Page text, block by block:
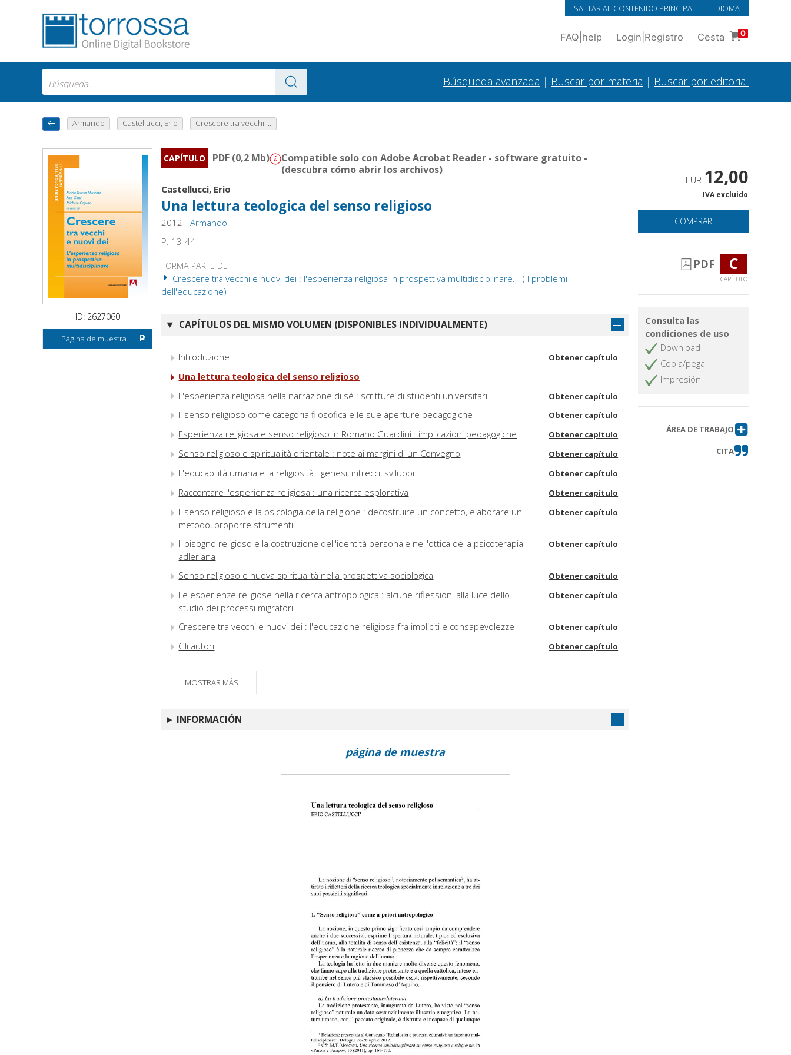
SALTAR AL CONTENIDO PRINCIPAL IDIOMA
FAQ help Login Registro Cesta 0
Búsqueda avanzada | Buscar por materia | Buscar por editorial
Armando Castellucci, Erio Crescere tra vecchi ...
ID: 2627060
Página de muestra
CAPÍTULO PDF (0,2 Mb)
Compatible solo con Adobe Acrobat Reader - software gratuito -
(descubra cómo abrir los archivos)
Castellucci, Erio
Una lettura teologica del senso religioso
2012 -Armando
P. 13-44
FORMA PARTE DE
Crescere tra vecchi e nuovi dei : l'esperienza religiosa in prospettiva multidisciplinare. - ( I problemi
dell'educazione)
CAPÍTULOS DEL MISMO VOLUMEN (DISPONIBLES INDIVIDUALMENTE)
Introduzione Obtener capítulo
Una lettura teologica del senso religioso
L'esperienza religiosa nella narrazione di sé : scritture di studenti universitari
Obtener capítulo
Il senso religioso come categoria filosofica e le sue aperture pedagogiche Obtener capítulo
Esperienza religiosa e senso religioso in Romano Guardini : implicazioni pedagogiche Obtener capítulo
Senso religioso e spiritualità orientale : note ai margini di un Convegno Obtener capítulo
L'educabilità umana e la religiosità : genesi, intrecci, sviluppi Obtener capítulo
Raccontare l'esperienza religiosa : una ricerca esplorativa Obtener capítulo
Il senso religioso e la psicologia della religione : decostruire un concetto, elaborare un
metodo, proporre strumenti
Obtener capítulo
Il bisogno religioso e la costruzione dell'identità personale nell'ottica della psicoterapia
adleriana
Obtener capítulo
Senso religioso e nuova spiritualità nella prospettiva sociologica Obtener capítulo
Le esperienze religiose nella ricerca antropologica : alcune riflessioni alla luce dello
studio dei processi migratori
Obtener capítulo
Crescere tra vecchi e nuovi dei : l'educazione religiosa fra impliciti e consapevolezze Obtener capítulo
Gli autori Obtener capítulo
MOSTRAR MÁS
INFORMACIÓN
EUR 12,00
IVA excluido
COMPRAR
PDF C
CAPÍTULO
Consulta las
condiciones de uso
Download
Copia/pega
Impresión
ÁREA DE TRABAJO
CITA
página de muestra